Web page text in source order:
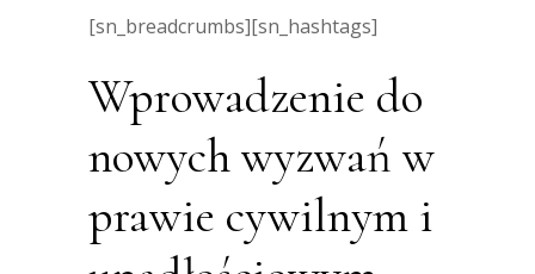
[sn_breadcrumbs][sn_hashtags]
Wprowadzenie do
nowych wyzwań w
prawie cywilnym i